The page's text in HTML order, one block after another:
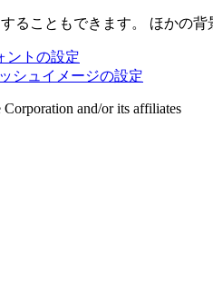
ることもできます。 ほかの背
ントの設定
シュイメージの設定
and/or its affiliates